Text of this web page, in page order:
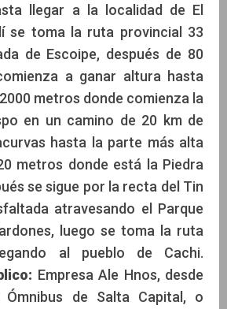
llegar a la localidad de El
se toma la ruta provincial 33
de Escoipe, después de 80
a ganar altura hasta
metros donde comienza la
en un camino de 20 km de
hasta la parte más alta
metros donde está la Piedra
se sigue por la recta del Tin
atravesando el Parque
luego se toma la ruta
al pueblo de Cachi.
Empresa Ale Hnos, desde
de Salta Capital, o